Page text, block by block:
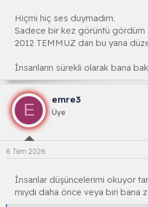
Hiçmi hiç ses duymadım.
Sadece bir kez görüntü gördüm
2012 TEMMUZ dan bu yana
İnsanların sürekli olarak bana
E
emre3
Üye
8 Tem 2026
İnsanlar düşüncelerimi okuyor
mıydı daha önce veya biri bana